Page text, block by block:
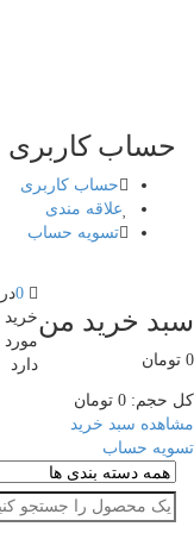
کاربری من
حساب کاربری
علاقه مندی
تسویه حساب
خرید من
در سبد
خرید شما
موردوجود
0 تومان
سبد خرید
حساب